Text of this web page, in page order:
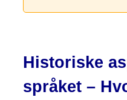
Historiske
språket –